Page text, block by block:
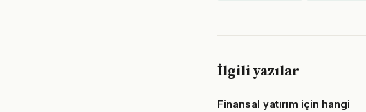
İlgili yazılar
Finansal yatırım için hangi